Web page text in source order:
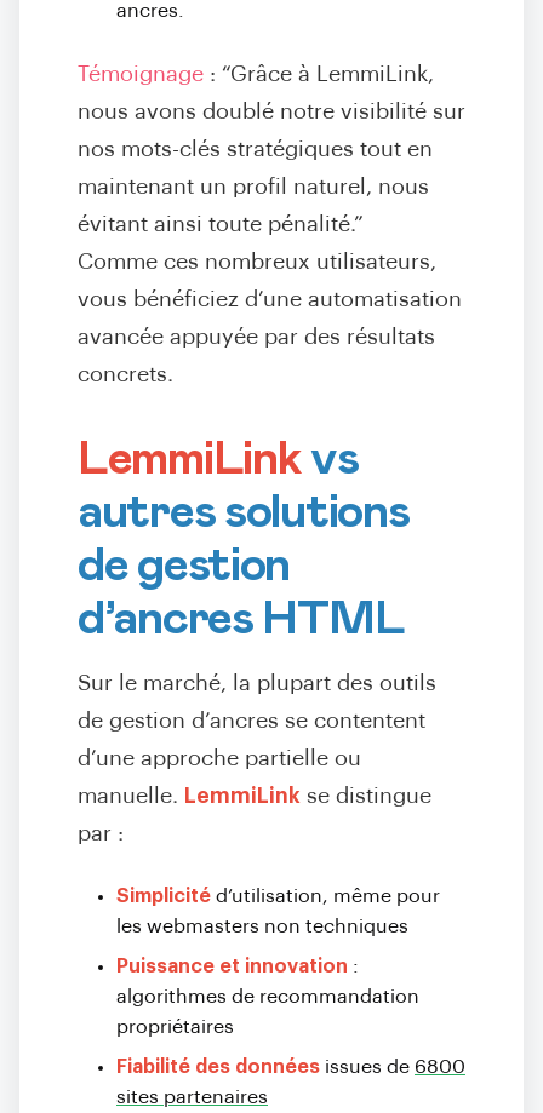
ancres.
Témoignage : “Grâce à LemmiLink,
nous avons doublé notre visibilité sur
nos mots-clés stratégiques tout en
maintenant un profil naturel, nous
évitant ainsi toute pénalité.”
Comme ces nombreux utilisateurs,
vous bénéficiez d’une automatisation
avancée appuyée par des résultats
concrets.
LemmiLinkvs
autres solutions
de gestion
d’ancres HTML
Sur le marché, la plupart des outils
de gestion d’ancres se contentent
d’une approche partielle ou
manuelle. LemmiLink se distingue
par :
Simplicité d’utilisation, même pour
les webmasters non techniques
Puissance et innovation :
algorithmes de recommandation
propriétaires
Fiabilité des données issues de 6800
sites partenaires